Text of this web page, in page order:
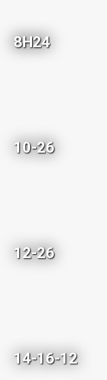
8H24
10-26
12-26
14-16-12